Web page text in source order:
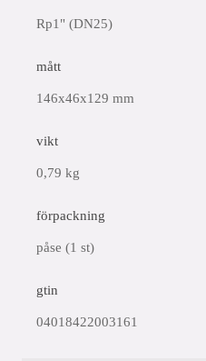
Rp1" (DN25)
mått
146x46x129 mm
vikt
0,79 kg
förpackning
påse (1 st)
gtin
04018422003161